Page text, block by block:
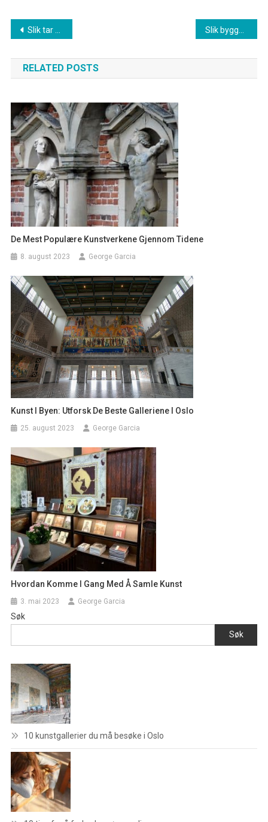
Innleggsnavigasjon
Slik tar du vare på hagen din om vinteren
RELATED POSTS
De Mest Populære Kunstverkene Gjennom Tidene
8. august 2023 George Garcia
Kunst I Byen: Utforsk De Beste Galleriene I Oslo
25. august 2023 George Garcia
Hvordan Komme I Gang Med Å Samle Kunst
3. mai 2023 George Garcia
Søk
Søk
10 kunstgallerier du må besøke i Oslo